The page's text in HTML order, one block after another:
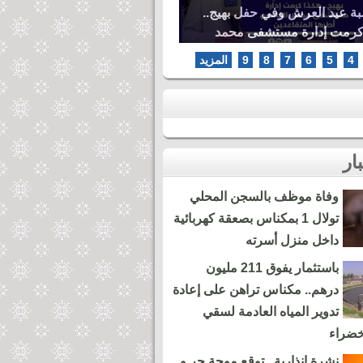
عيد العرش وفي حفل بهيج..
كرمت إدارة مستشفى محمد
المتقاعدين
4
5
6
7
8
9 المزيد
وفاة موظف بالسجن المحلي
تولال 1 بمكناس بصعقة كهربائية
داخل منزل أسرته
باستثمار يفوق 211 مليون
درهم.. مكناس تراهن على إعادة
تدوير المياه العادمة لسقي